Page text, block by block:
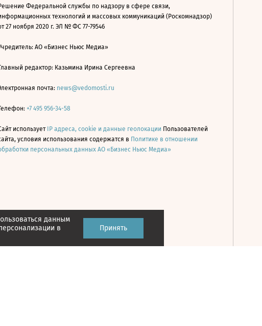
данным
в
Принять
Федеральной службы по надзору в сфере связи,
технологий и массовых коммуникаций (Роскомнадзор)
27 ноября 2020 г. ЭЛ № ФС 77-79546
АО «Бизнес Ньюс Медиа»
редактор: Казьмина Ирина Сергеевна
почта: news@vedomosti.ru
+7 495 956-34-58
использует IP адреса, cookie и данные геолокации Пользователей
условия использования содержатся в Политике в отношении
персональных данных АО «Бизнес Ньюс Медиа»